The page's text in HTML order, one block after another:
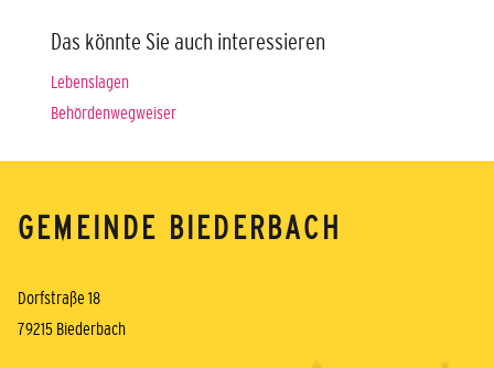
Das könnte Sie auch interessieren
Lebenslagen
Behördenwegweiser
GEMEINDE BIEDERBACH
Dorfstraße 18
79215 Biederbach